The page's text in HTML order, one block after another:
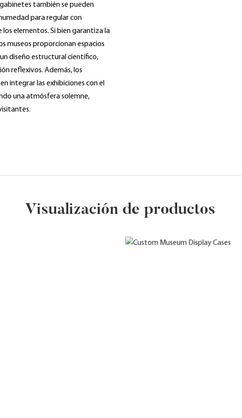
también se pueden
para regular con
los elementos. Si bien garantiza la
museos proporcionan espacios
diseño estructural científico,
reflexivos. Además, los
integrar las exhibiciones con el
una atmósfera solemne,
Visualización de productos